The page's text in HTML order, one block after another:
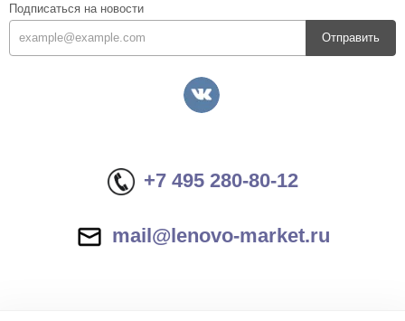
Подписаться на новости
Отправить
+7 495 280-80-12
mail@lenovo-market.ru